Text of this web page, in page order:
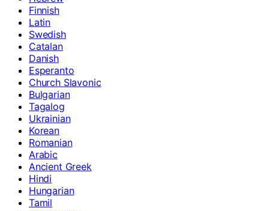
Finnish
Latin
Swedish
Catalan
Danish
Esperanto
Church Slavonic
Bulgarian
Tagalog
Ukrainian
Korean
Romanian
Arabic
Ancient Greek
Hindi
Hungarian
Tamil